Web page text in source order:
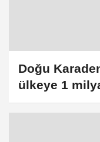
Doğu
ülkeye 1
yapıldı